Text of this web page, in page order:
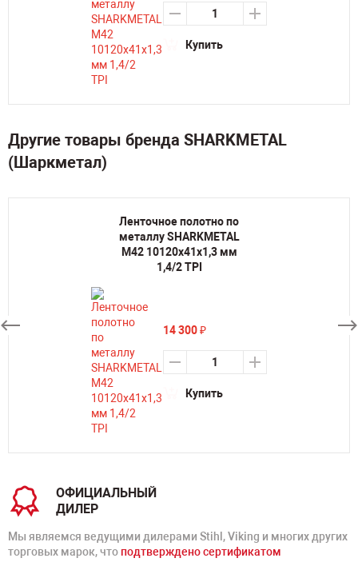
Купить
Другие товары бренда SHARKMETAL
(Шаркметал)
Ленточное полотно по
металлу SHARKMETAL
M42 10120х41х1,3 мм
1,4/2 TPI
14 300₽
Купить
ОФИЦИАЛЬНЫЙ
ДИЛЕР
Мы являемся ведущими дилерами Stihl, Viking и многих других
торговых марок, что подтверждено сертификатом